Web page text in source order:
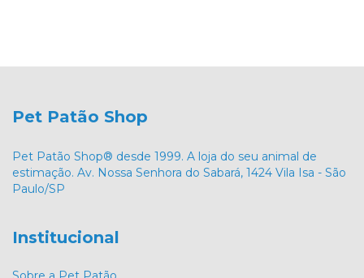
Pet Patão Shop
Pet Patão Shop® desde 1999. A loja do seu animal de
estimação. Av. Nossa Senhora do Sabará, 1424 Vila Isa - São
Paulo/SP
Institucional